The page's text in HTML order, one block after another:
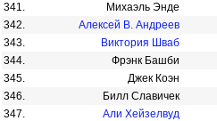
341.
Михаэль Энде
342.
Алексей В. Андреев
343.
Виктория Шваб
344.
Фрэнк Башби
345.
Джек Коэн
346.
Билл Славичек
347.
Али Хейзелвуд